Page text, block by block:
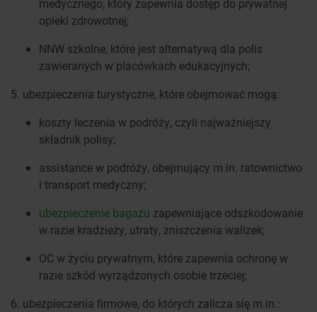
medycznego, który zapewnia dostęp do prywatnej
opieki zdrowotnej;
NNW szkolne, które jest alternatywą dla polis
zawieranych w placówkach edukacyjnych;
5. ubezpieczenia turystyczne, które obejmować mogą:
koszty leczenia w podróży, czyli najważniejszy
składnik polisy;
assistance w podróży, obejmujący m.in. ratownictwo
i transport medyczny;
ubezpieczenie bagażu zapewniające odszkodowanie
w razie kradzieży, utraty, zniszczenia walizek;
OC w życiu prywatnym, które zapewnia ochronę w
razie szkód wyrządzonych osobie trzeciej;
6. ubezpieczenia firmowe, do których zalicza się m.in.: